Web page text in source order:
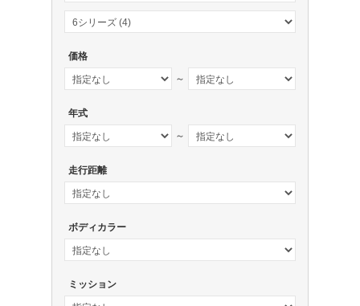
価格
～
年式
～
走行距離
ボディカラー
ミッション